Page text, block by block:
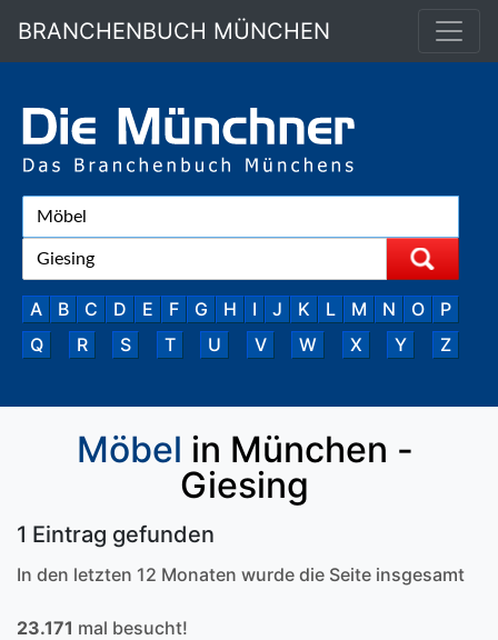
BRANCHENBUCH MÜNCHEN
A B C D E F G H I J K L M N O
P
Q
R S T U V W X Y Z
Möbel in München -
Giesing
1 Eintrag gefunden
In den letzten 12 Monaten wurde die Seite insgesamt
23.171 mal besucht!